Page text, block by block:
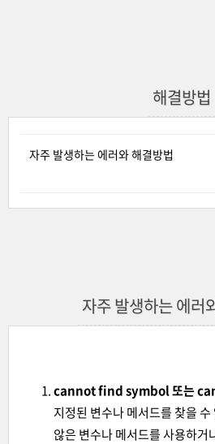
해결방법
자주 발생하는 에러와 해결방법
자주 발생하는 에러
cannot find symbol 또는
지정된 변수나 메서드를 찾을
않은 변수나 메서드를 사용하거